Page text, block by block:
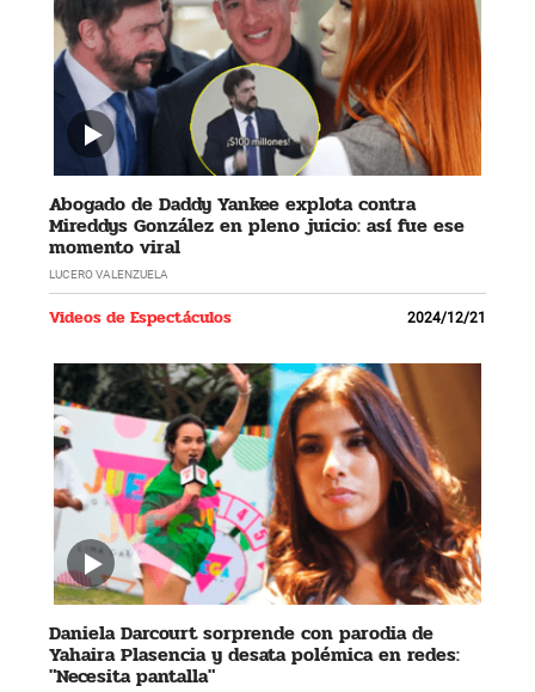
Abogado de Daddy Yankee explota contra
Mireddys González en pleno juicio: así fue ese
momento viral
LUCERO VALENZUELA
Videos de Espectáculos 2024/12/21
Daniela Darcourt sorprende con parodia de
Yahaira Plasencia y desata polémica en redes:
"Necesita pantalla"